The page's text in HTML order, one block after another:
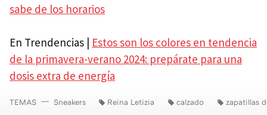
sabe de los horarios
En Trendencias | Estos son los colores en tendencia
de la primavera-verano 2024: prepárate para una
dosis extra de energía
TEMAS Sneakers Reina Letizia calzado zapatillas